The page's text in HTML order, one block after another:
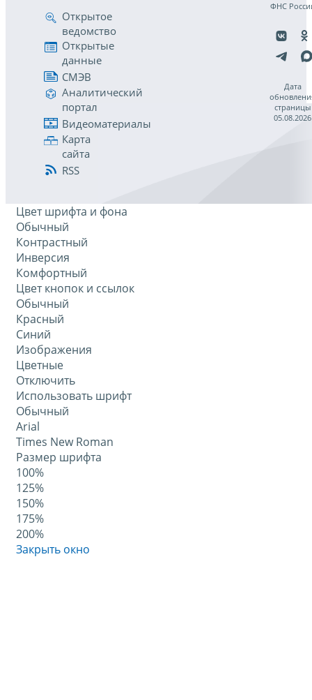
Открытое
ведомство
Открытые
данные
СМЭВ
Аналитический
портал
Видеоматериалы
Карта
сайта
RSS
ФНС
Дата
страницы
05.08.2026
Цвет шрифта и фона
Обычный
Контрастный
Инверсия
Комфортный
Цвет кнопок и ссылок
Обычный
Красный
Синий
Изображения
Цветные
Отключить
Использовать шрифт
Обычный
Arial
Times New Roman
Размер шрифта
100%
125%
150%
175%
200%
Закрыть окно